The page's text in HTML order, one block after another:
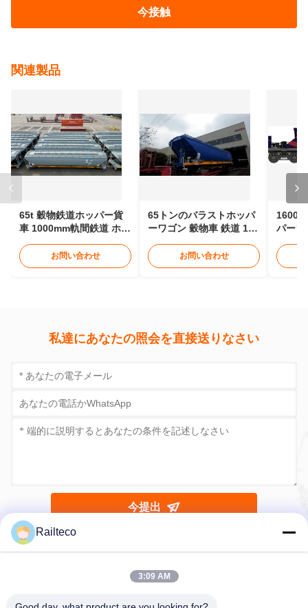
今接触
関連製品
65t 穀物鉄道ホッパー貨
車 1000mm軌間鉄道 ホッ
お問い合わせ
65トンのバラストホッパ
ーワゴン 穀物車 鉄道 12 -
お問い合わせ
パーワ
ター駆
私達にあなたの照会を直接送りなさい
今提出
Railteco
3:09 AM